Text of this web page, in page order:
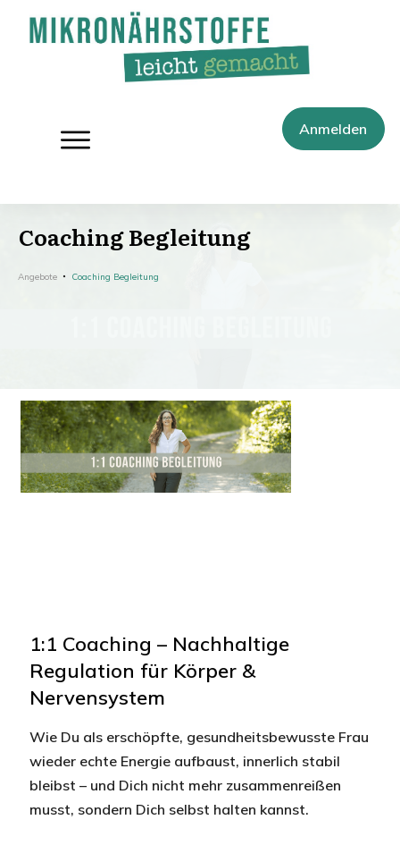
Anmelden
Coaching Begleitung
Angebote Coaching Begleitung
1:1 Coaching – Nachhaltige
Regulation für Körper &
Nervensystem
Wie Du als erschöpfte, gesundheitsbewusste Frau
wieder echte Energie aufbaust, innerlich stabil
bleibst – und Dich nicht mehr zusammenreißen
musst, sondern Dich selbst halten kannst.